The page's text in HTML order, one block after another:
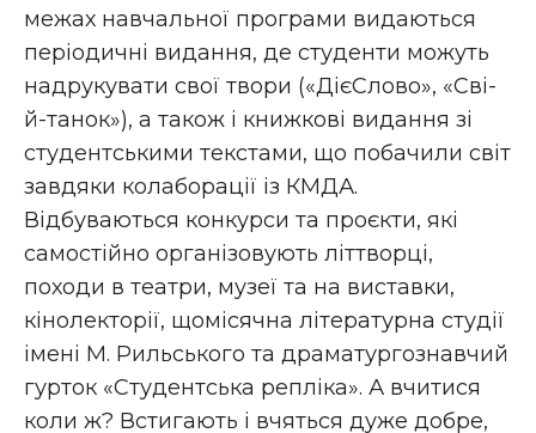
межах навчальної програми видаються
періодичні видання, де студенти можуть
надрукувати свої твори («ДієСлово», «Сві-
й-танок»), а також і книжкові видання зі
студентськими текстами, що побачили світ
завдяки колаборації із КМДА.
Відбуваються конкурси та проєкти, які
самостійно організовують літтворці,
походи в театри, музеї та на виставки,
кінолекторії, щомісячна літературна студії
імені М. Рильського та драматургознавчий
гурток «Студентська репліка». А вчитися
коли ж? Встигають і вчяться дуже добре,